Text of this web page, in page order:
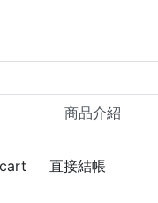
商品介紹
直接結帳